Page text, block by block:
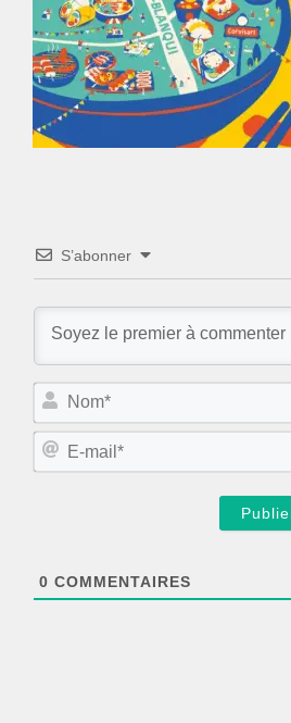
S’abonner
0 COMMENTAIRES